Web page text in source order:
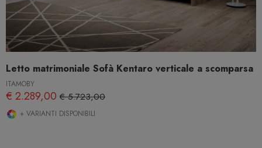
Letto matrimoniale Sofà Kentaro verticale a scomparsa
ITAMOBY
€ 2.289,00 € 5.723,00
+ VARIANTI DISPONIBILI